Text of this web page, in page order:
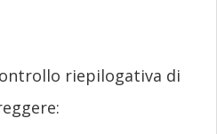
riepilogativa di